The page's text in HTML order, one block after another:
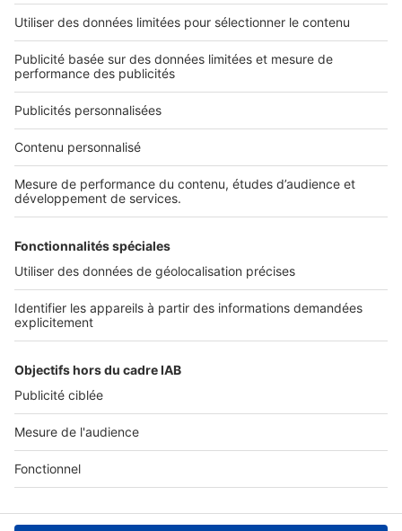
2 rue des Italiens 75009 Paris
01 53 38 80 00
Nos solutions pro
Actualités pro
Nous contacter
Connexion à My SeLoger Pro
Espace Presse